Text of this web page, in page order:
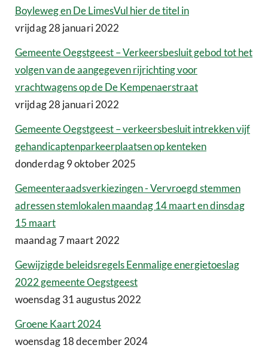
Boyleweg en De LimesVul hier de titel in
vrijdag 28 januari 2022
Gemeente Oegstgeest – Verkeersbesluit gebod tot het
volgen van de aangegeven rijrichting voor
vrachtwagens op de De Kempenaerstraat
vrijdag 28 januari 2022
Gemeente Oegstgeest – verkeersbesluit intrekken vijf
gehandicaptenparkeerplaatsen op kenteken
donderdag 9 oktober 2025
Gemeenteraadsverkiezingen - Vervroegd stemmen
adressen stemlokalen maandag 14 maart en dinsdag
15 maart
maandag 7 maart 2022
Gewijzigde beleidsregels Eenmalige energietoeslag
2022 gemeente Oegstgeest
woensdag 31 augustus 2022
Groene Kaart 2024
woensdag 18 december 2024